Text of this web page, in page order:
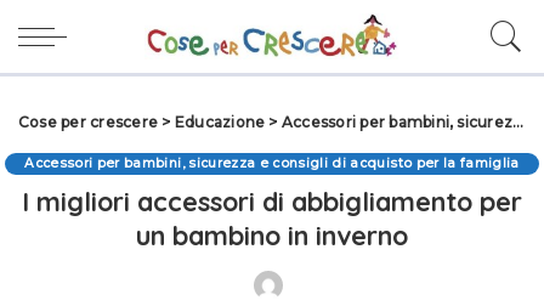
Cose per crescere > Educazione > Accessori per bambini, sicurezza e consigli di acquisto per la famiglia
Accessori per bambini, sicurezza e consigli di acquisto per la famiglia
I migliori accessori di abbigliamento per
un bambino in inverno